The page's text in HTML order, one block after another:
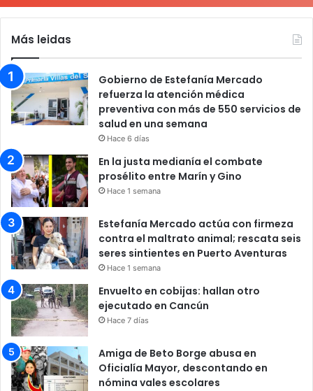
Más leidas
Gobierno de Estefanía Mercado
refuerza la atención médica
preventiva con más de 550 servicios de
salud en una semana
Hace 6 días
En la justa medianía el combate
prosélito entre Marín y Gino
Hace 1 semana
Estefanía Mercado actúa con firmeza
contra el maltrato animal; rescata seis
seres sintientes en Puerto Aventuras
Hace 1 semana
Envuelto en cobijas: hallan otro
ejecutado en Cancún
Hace 7 días
Amiga de Beto Borge abusa en
Oficialía Mayor, descontando en
nómina vales escolares